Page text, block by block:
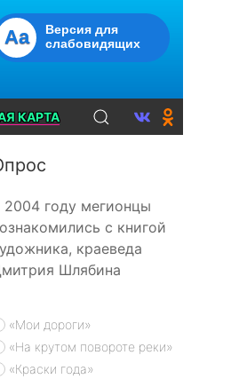
Aa
Версия для
слабовидящих
КАРТА
2004 году мегионцы
с книгой
краеведа
Шлябина
«Мои дороги»
«На крутом повороте реки»
«Краски года»